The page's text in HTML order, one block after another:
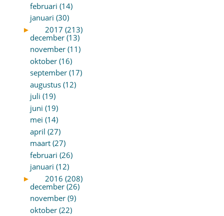
februari (14)
januari (30)
►
2017 (213)
december (13)
november (11)
oktober (16)
september (17)
augustus (12)
juli (19)
juni (19)
mei (14)
april (27)
maart (27)
februari (26)
januari (12)
►
2016 (208)
december (26)
november (9)
oktober (22)